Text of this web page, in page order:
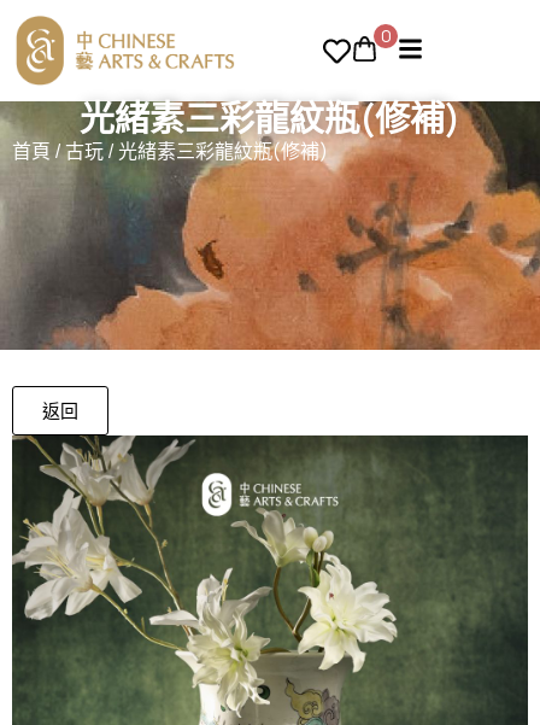
0
光緒素三彩龍紋瓶(修補)
首頁 /古玩/ 光緒素三彩龍紋瓶(修補)
返回